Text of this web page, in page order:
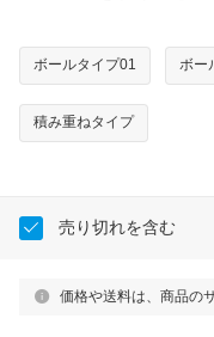
ボールタイプ01 ボー
積み重ねタイプ
売り切れを含む
価格や送料は、商品の